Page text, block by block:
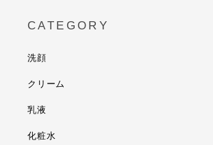
CATEGORY
洗顔
クリーム
乳液
化粧水